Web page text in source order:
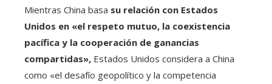
Mientras China basa su relación con Estados
Unidos en «el respeto mutuo, la coexistencia
pacífica y la cooperación de ganancias
compartidas», Estados Unidos considera a China
como «el desafío geopolítico y la competencia